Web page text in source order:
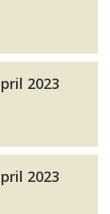
2023
2023